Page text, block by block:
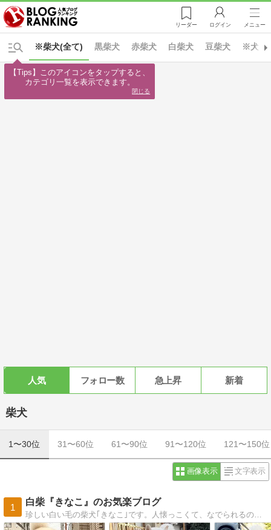
リーダー ログイン メニュー
※柴犬(全て) ※犬(
黒柴犬 赤柴犬 白柴犬 豆柴犬
人気 フォロー数 急上昇 新着
柴犬
1〜30位 31〜60位 61〜90位 91〜120位 121〜150位
画像表示 文字表示
1
白柴『きなこ』のお気楽ブログ
珍しい白い毛の柴犬｢きなこ｣です。人懐っこくて、なでられるのが大好き。ワンコにも優しくフレンドリーな柴犬らしくない柴犬です。そんな｢きなこ｣は我家のアイドルです
【Tips】このアイコンをタップすると、
カテゴリ一覧を表示できます。
閉じる